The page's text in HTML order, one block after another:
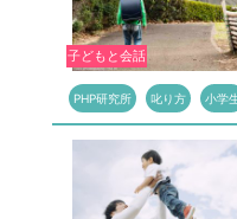
子どもと会話
PHP研究所 叱り方 小学